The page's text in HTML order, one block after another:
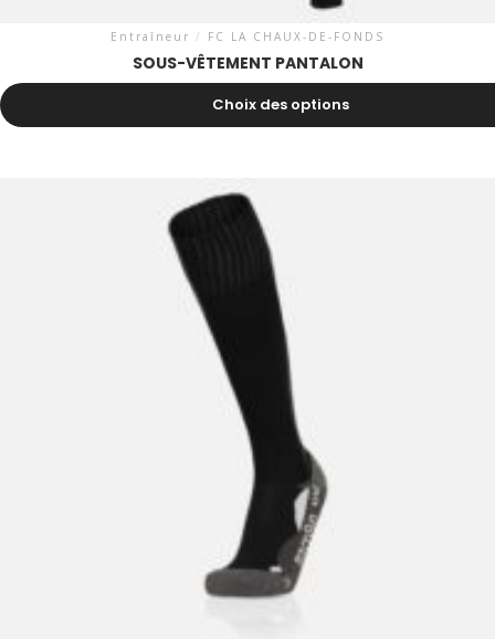
Entraîneur / FC LA CHAUX-DE-FONDS
SOUS-VÊTEMENT PANTALON
34.80
Choix des options